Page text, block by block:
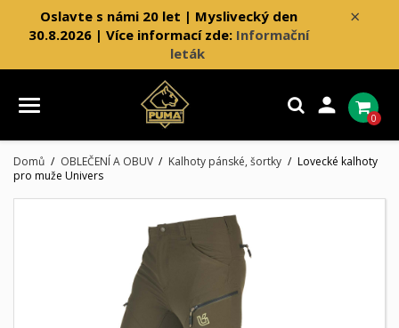
×
Oslavte s námi 20 let | Myslivecký den
30.8.2026 | Více informací zde: Informační
leták

0
Domů OBLEČENÍ A OBUV Kalhoty pánské, šortky
Lovecké kalhoty
pro muže Univers